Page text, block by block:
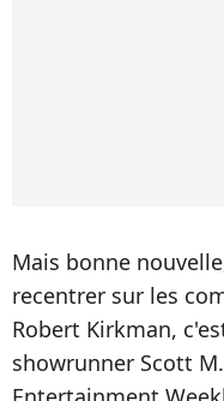
Mais bonne
recentrer sur les
Robert Kirkman,
showrunner Scott